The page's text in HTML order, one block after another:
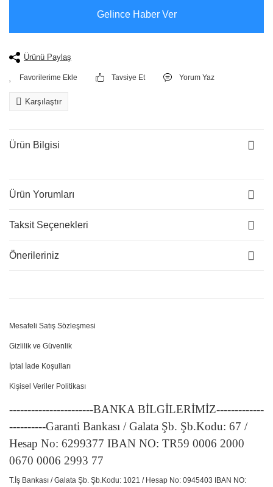
Gelince Haber Ver
Ürünü Paylaş
Tavsiye Et Yorum Yaz
Karşılaştır
Ürün Bilgisi
Ürün Yorumları
Taksit Seçenekleri
Önerileriniz
Mesafeli Satış Sözleşmesi
Gizlilik ve Güvenlik
İptal İade Koşulları
Kişisel Veriler Politikası
-----------------------BANKA BİLGİLERİMİZ-------------
----------Garanti Bankası / Galata Şb. Şb.Kodu: 67 /
Hesap No: 6299377 IBAN NO: TR59 0006 2000
0670 0006 2993 77
T.İş Bankası / Galata Şb. Şb.Kodu: 1021 / Hesap No: 0945403 IBAN NO: